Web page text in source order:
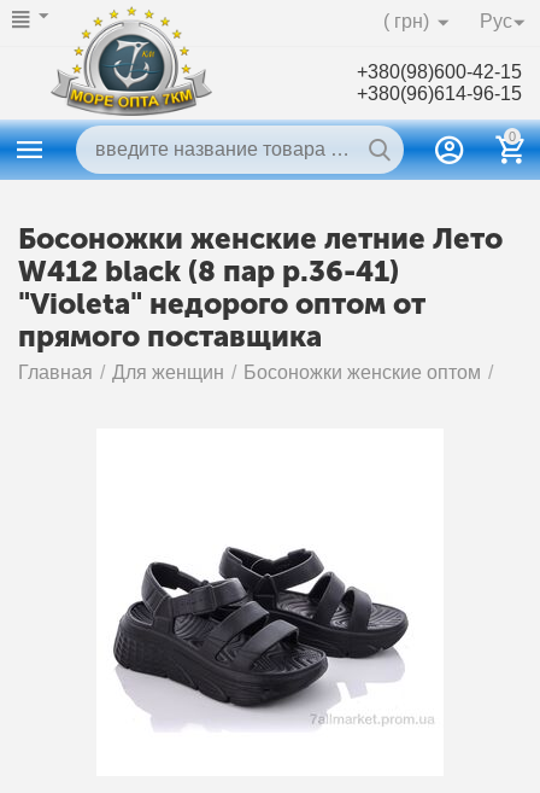
Рус
( грн)
+380(98)600-42-15
+380(96)614-96-15
0
Босоножки женские летние Лето
W412 black (8 пар р.36-41)
"Violeta" недорого оптом от
прямого поставщика
Главная / Для женщин / Босоножки женские оптом /